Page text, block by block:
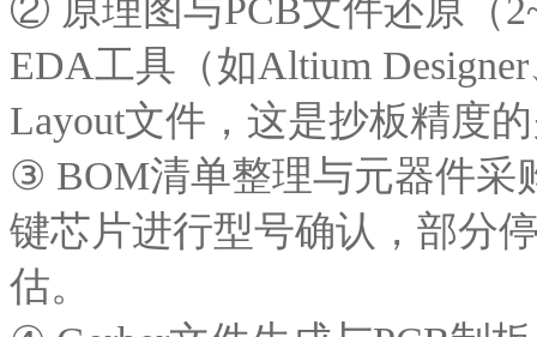
② 原理图与PCB文件还原（
EDA工具（如Altium
Layout文件，这是抄板精度
③ BOM清单整理与元器件采
键芯片进行型号确认，部分
估。